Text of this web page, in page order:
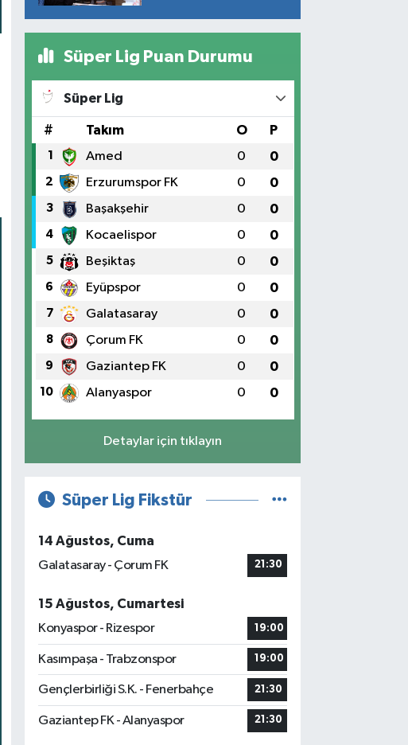
Süper Lig Puan Durumu
Süper Lig
# Takım O P
1 Amed 0 0
2 Erzurumspor FK 0 0
3 Başakşehir 0 0
4 Kocaelispor 0 0
5 Beşiktaş 0 0
6 Eyüpspor 0 0
7 Galatasaray 0 0
8 Çorum FK 0 0
9 Gaziantep FK 0 0
10 Alanyaspor 0 0
Detaylar için tıklayın
Süper Lig Fikstür
14 Ağustos, Cuma
Galatasaray - Çorum FK
21:30
15 Ağustos, Cumartesi
Konyaspor - Rizespor
19:00
Kasımpaşa - Trabzonspor 19:00
Gençlerbirliği S.K. - Fenerbahçe 21:30
Gaziantep FK - Alanyaspor 21:30